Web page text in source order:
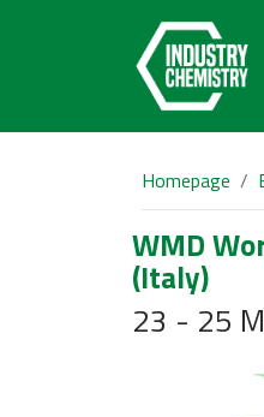
Homepage
WMD
(Italy)
23 - 25